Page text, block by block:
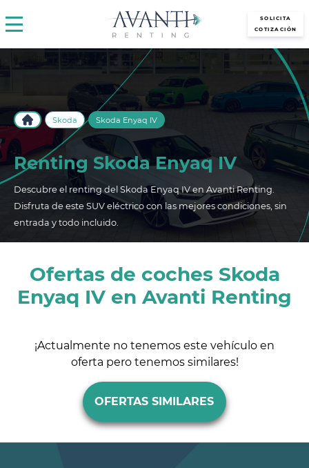
SOLICITA
COTIZACIÓN
Skoda Skoda Enyaq IV
Renting Skoda Enyaq IV
Descubre el renting del Skoda Enyaq IV en Avanti Renting.
Disfruta de este SUV eléctrico con las mejores condiciones, sin
entrada y todo incluido.
Ofertas de coches Skoda
Enyaq IV en Avanti Renting
¡Actualmente no tenemos este vehículo en
oferta pero tenemos similares!
OFERTAS SIMILARES